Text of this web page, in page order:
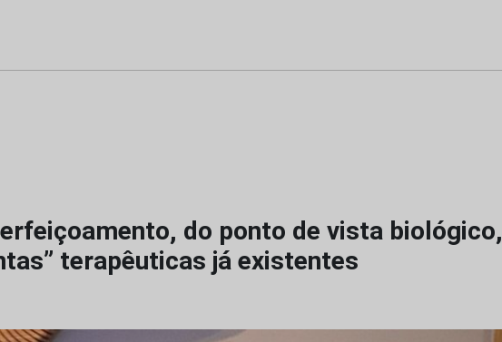
do ponto de vista biológico,
terapêuticas já existentes